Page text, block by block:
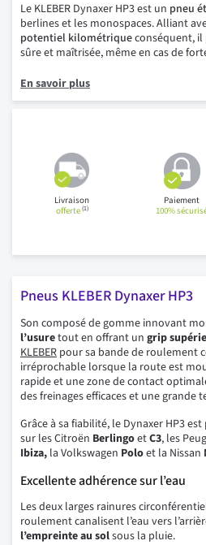
Le KLEBER Dynaxer HP3 est un pneu
berlines et les monospaces. Alliant
potentiel kilométriqueconséquent,
sûre et maîtrisée, même en cas de
En savoir plus
Livraison
offerte(1)
Paiement
100%
Pneus KLEBER Dynaxer HP3
Son composé de gomme innovant
l’usuretout en offrant un grip
KLEBER pour sa bande de roulement
irréprochable lorsque la route est
rapide et une zone de contact
des freinages efficaces et une grande
Grâce à sa fiabilité, le Dynaxer HP3
sur les Citroën BerlingoetC3, les
Ibiza, la Volkswagen Poloet la Nissan
Excellente adhérence sur l’eau
Les deux larges rainures
roulement canalisent l’eau vers
l’empreinte au solsous la pluie.